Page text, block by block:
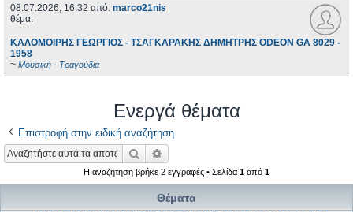
08.07.2026, 16:32 από: marco21nis
θέμα:
ΚΑΛΟΜΟΙΡΗΣ ΓΕΩΡΓΙΟΣ - ΤΣΑΓΚΑΡΑΚΗΣ ΔΗΜΗΤΡΗΣ ODEON GA 8029 -
1958
~ Μουσική - Τραγούδια
Ενεργά θέματα
Επιστροφή στην ειδική αναζήτηση
Αναζήτηση
Η αναζήτηση βρήκε 2 εγγραφές • Σελίδα 1 από 1
Θέματα